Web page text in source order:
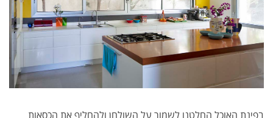
בפינת האוכל החלטנו לשמור על השולחן ולהחליף את הכסאות